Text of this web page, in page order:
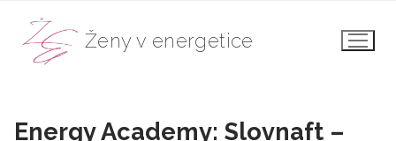
obsah
Ženy v energetice
Energy Academy: Slovnaft –